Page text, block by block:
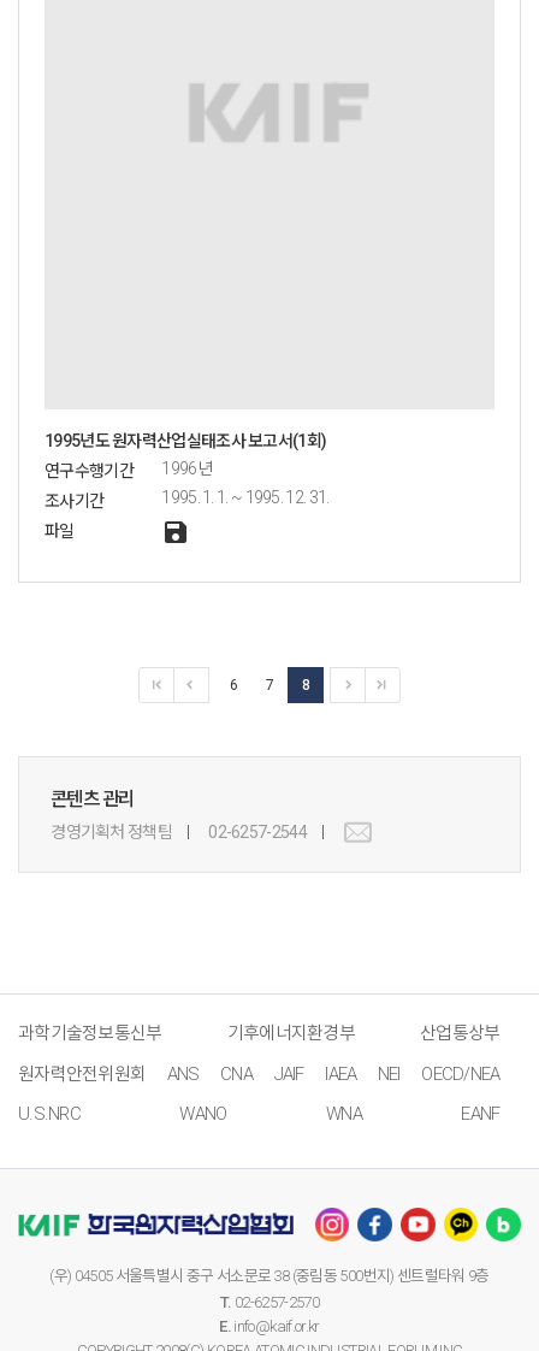
1995년도 원자력산업실태조사 보고서(1회)
연구수행기간
1996년
조사기간
1995. 1. 1. ~ 1995. 12. 31.
파일
save
6 7 8
콘텐츠 관리
경영기획처 정책팀 02-6257-2544
과학기술정보통신부 기후에너지환경부
산업통상부
원자력안전위원회
ANS CNA JAIF IAEA NEI
OECD/NEA
U.S.NRC
WANO WNA EANF
(우) 04505 서울특별시 중구 서소문로 38 (중림동 500번지) 센트럴타워 9층
T. 02-6257-2570
E. info@kaif.or.kr